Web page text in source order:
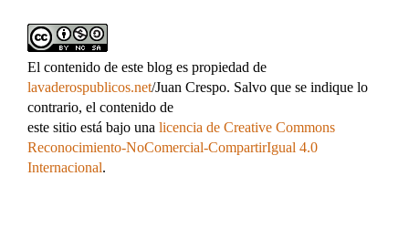
El contenido de este blog es propiedad de
lavaderospublicos.net/Juan Crespo. Salvo que se indique lo
contrario, el contenido de
este sitio está bajo una licencia de Creative Commons
Reconocimiento-NoComercial-CompartirIgual 4.0
Internacional.